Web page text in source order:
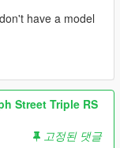
have a model
Street Triple RS
고정된 댓글